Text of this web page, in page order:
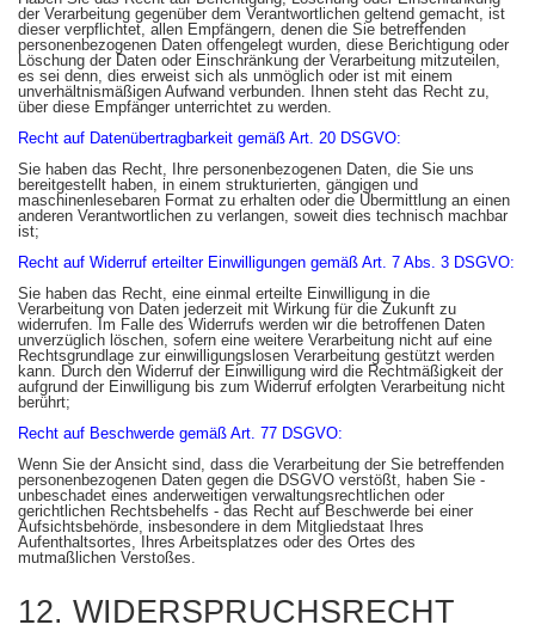
der Verarbeitung gegenüber dem Verantwortlichen geltend gemacht, ist
dieser verpflichtet, allen Empfängern, denen die Sie betreffenden
personenbezogenen Daten offengelegt wurden, diese Berichtigung oder
Löschung der Daten oder Einschränkung der Verarbeitung mitzuteilen,
es sei denn, dies erweist sich als unmöglich oder ist mit einem
unverhältnismäßigen Aufwand verbunden. Ihnen steht das Recht zu,
über diese Empfänger unterrichtet zu werden.
Recht auf Datenübertragbarkeit gemäß Art. 20 DSGVO:
Sie haben das Recht, Ihre personenbezogenen Daten, die Sie uns
bereitgestellt haben, in einem strukturierten, gängigen und
maschinenlesebaren Format zu erhalten oder die Übermittlung an einen
anderen Verantwortlichen zu verlangen, soweit dies technisch machbar
ist;
Recht auf Widerruf erteilter Einwilligungen gemäß Art. 7 Abs. 3 DSGVO:
Sie haben das Recht, eine einmal erteilte Einwilligung in die
Verarbeitung von Daten jederzeit mit Wirkung für die Zukunft zu
widerrufen. Im Falle des Widerrufs werden wir die betroffenen Daten
unverzüglich löschen, sofern eine weitere Verarbeitung nicht auf eine
Rechtsgrundlage zur einwilligungslosen Verarbeitung gestützt werden
kann. Durch den Widerruf der Einwilligung wird die Rechtmäßigkeit der
aufgrund der Einwilligung bis zum Widerruf erfolgten Verarbeitung nicht
berührt;
Recht auf Beschwerde gemäß Art. 77 DSGVO:
Wenn Sie der Ansicht sind, dass die Verarbeitung der Sie betreffenden
personenbezogenen Daten gegen die DSGVO verstößt, haben Sie -
unbeschadet eines anderweitigen verwaltungsrechtlichen oder
gerichtlichen Rechtsbehelfs - das Recht auf Beschwerde bei einer
Aufsichtsbehörde, insbesondere in dem Mitgliedstaat Ihres
Aufenthaltsortes, Ihres Arbeitsplatzes oder des Ortes des
mutmaßlichen Verstoßes.
12. WIDERSPRUCHSRECHT